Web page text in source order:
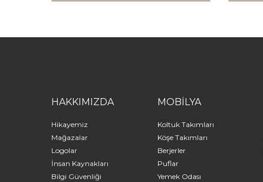
HAKKIMIZDA
Hikayemiz
Mağazalar
Logolar
İnsan Kaynakları
Bilgi Güvenliği
MOBİLYA
Koltuk Takımları
Köşe Takımları
Berjerler
Puflar
Yemek Odası